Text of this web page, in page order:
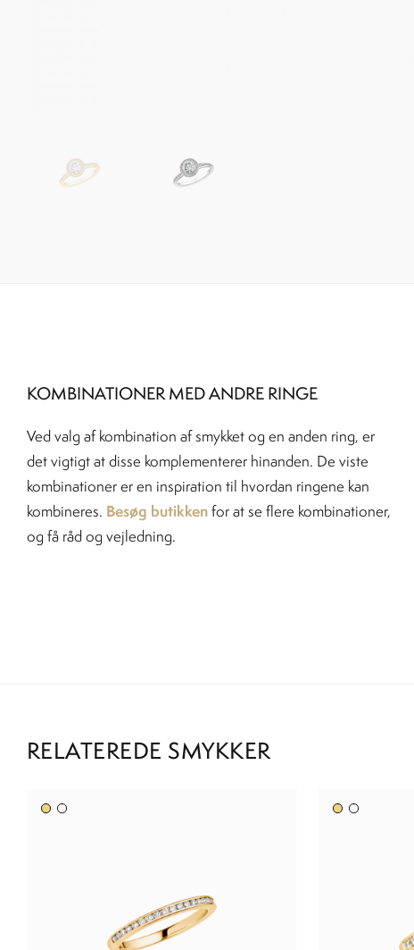
KOMBINATIONER MED ANDRE RINGE
Ved valg af kombination af smykket og en anden ring, er
det vigtigt at disse komplementerer hinanden. De viste
kombinationer er en inspiration til hvordan ringene kan
kombineres. Besøg butikkenfor at se flere kombinationer,
og få råd og vejledning.